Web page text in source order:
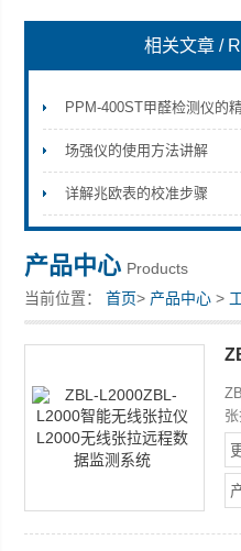
深圳市深博瑞仪器仪表有限公司
相关文章 /
PPM-400ST甲醛检测仪的
场强仪的使用方法讲解
详解兆欧表的校准步骤
产品中心 Products
当前位置：首页> 产品中心 >
张